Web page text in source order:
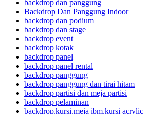
backdrop dan panggung
Backdrop Dan Panggung Indoor
backdrop dan podium
backdrop dan stage
backdrop event
backdrop kotak
backdrop panel
backdrop panel rental
backdrop panggung
backdrop panggung dan tirai hitam
backdrop partisi dan meja partisi
backdrop pelaminan
backdrop,kursi,meja ibm,kursi acrylic